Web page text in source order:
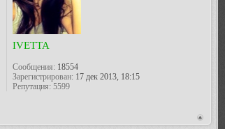
IVETTA
Сообщения:18554
Зарегистрирован:17 дек 2013, 18:15
Репутация: 5599